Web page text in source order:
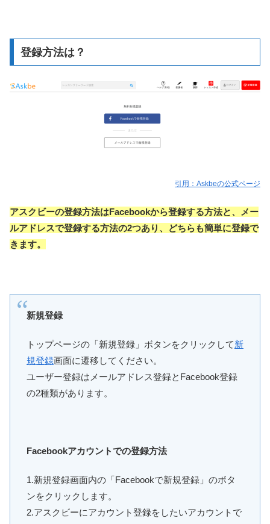
登録方法は？
引用：Askbeの公式ページ
アスクビーの登録方法はFacebookから登録する方法と、メー
ルアドレスで登録する方法の2つあり、どちらも簡単に登録で
きます。
新規登録
トップページの「新規登録」ボタンをクリックして新
規登録画面に遷移してください。
ユーザー登録はメールアドレス登録とFacebook登録
の2種類があります。
Facebookアカウントでの登録方法
1.新規登録画面内の「Facebookで新規登録」のボタ
ンをクリックします。
2.アスクビーにアカウント登録をしたいアカウントで